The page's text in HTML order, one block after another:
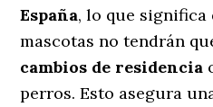
España, lo que significa
mascotas no tendrán
cambios de residencia
perros. Esto asegura